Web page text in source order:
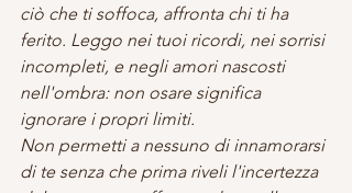
ciò che ti soffoca, affronta chi ti ha
ferito. Leggo nei tuoi ricordi, nei sorrisi
incompleti, e negli amori nascosti
nell'ombra: non osare significa
ignorare i propri limiti.
Non permetti a nessuno di innamorarsi
di te senza che prima riveli l'incertezza